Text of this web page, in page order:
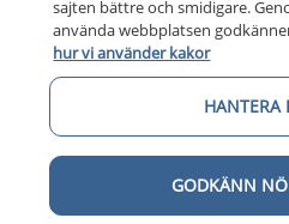
sajten bättre och smidigare.
använda webbplatsen
hur vi använder kakor
HANTERA
GODKÄNN